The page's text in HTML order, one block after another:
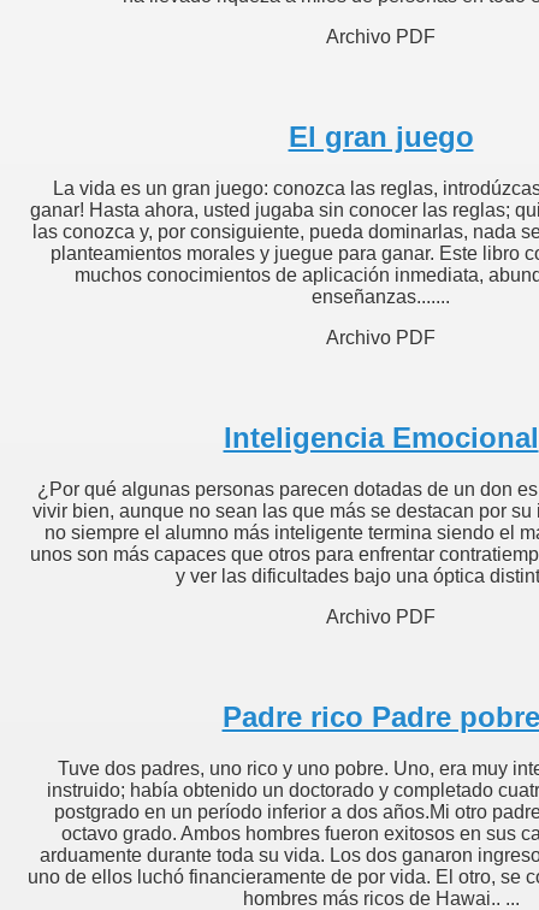
Archivo PDF
El gran juego
La vida es un gran juego: conozca las reglas,
ganar! Hasta ahora, usted jugaba sin conocer las reglas;
las conozca y, por consiguiente, pueda dominarlas, nada
planteamientos morales y juegue para ganar. Este libro
muchos conocimientos de aplicación inmediata,
enseñanzas.......
Archivo PDF
Inteligencia Emocional
¿Por qué algunas personas parecen dotadas de un don
vivir bien, aunque no sean las que más se destacan por
no siempre el alumno más inteligente termina siendo el
unos son más capaces que otros para enfrentar
y ver las dificultades bajo una óptica
Archivo PDF
Padre rico Padre pobre
Tuve dos padres, uno rico y uno pobre. Uno, era muy
instruido; había obtenido un doctorado y completado
postgrado en un período inferior a dos años.Mi otro
octavo grado. Ambos hombres fueron exitosos en sus
arduamente durante toda su vida. Los dos ganaron
uno de ellos luchó financieramente de por vida. El otro, se
hombres más ricos de Hawai.. ...
James Allen
para pensar